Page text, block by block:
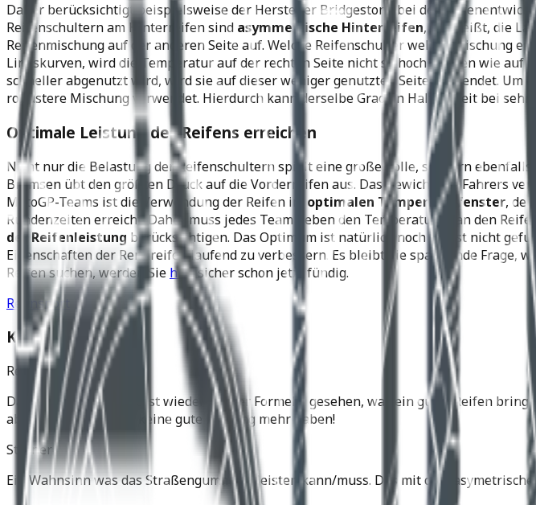
Daher berücksichtigt beispielsweise der Hersteller Bridgestone bei der
Reifenschultern am Hinterreifen sind asymmetrische Hinterreifen, das heißt, die
Reifenmischung auf der anderen Seite auf. Welche Reifenschulter welche Mischung
Linkskurven, wird die Temperatur auf der rechten Seite nicht so hoch werden wie auf
schneller abgenutzt wird, wird sie auf dieser weniger genutzten Seite verwendet. Um
robustere Mischung verwendet. Hierdurch kann derselbe Grad an Haltbarkeit bei
Optimale Leistung des Reifens erreichen
Nicht nur die Belastung der Reifenschultern spielt eine große Rolle, sondern ebenfalls
Bremsen übt den größten Druck auf die Vorderreifen aus. Das Gewicht des Fahrers
MotoGP-Teams ist die Verwendung der Reifen im optimalen Temperaturfenster,
Rundenzeiten erreicht. Daher muss jedes Team neben den Temperaturen an den
der Reifenleistung berücksichtigen. Das Optimum ist natürlich noch längst nicht
Eigenschaften der Rennreifen laufend zu verbessern. Es bleibt die spannende
Reifen suchen, werden Sie hiersicher schon jetzt fündig.
Rennsport
Kommentare
Reifen einlagern
Das hat man gestern erst wieder bei der Formel 1 gesehen, was ein guter Reifen
abgefahrenen Reifen keine gute Haftung mehr haben!
Sterner
Ein Wahnsinn was das Straßengummi so leisten kann/muss. Das mit dem